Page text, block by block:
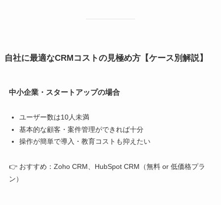
自社に最適なCRMコストの見極め方【ケース別解説】
中小企業・スタートアップの場合
ユーザー数は10人未満
基本的な顧客・案件管理ができれば十分
操作が簡単で導入・教育コストも抑えたい
👉 おすすめ：Zoho CRM、HubSpot CRM（無料 or 低価格プラ
ン）